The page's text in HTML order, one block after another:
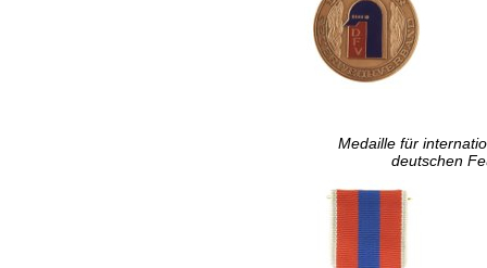
Medaille für
deutschen